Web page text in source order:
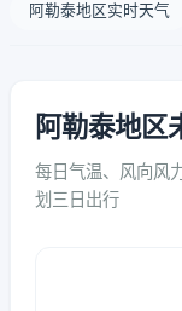
阿勒泰地区实时天气
阿勒泰地区
每日气温、风向风
划三日出行